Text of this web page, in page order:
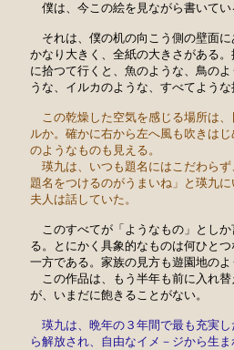
僕は、今この絵を見ながら書いてい
それは、僕の机の向こう側の壁面
かなり大きく、全紙の大きさがある
に拾つて行くと、魚のような、鳥の
うな、イルカのような、すべてよう
この乾燥した空気を感じる場所は
ルか。確かに右から左へ風も吹きは
のようなものも見える。
瑛九は、いつも題名にはこだわら
題名をつけるのがうまいね」と瑛九
夫人は話していた。
このすべてが「ようなもの」とし
る。とにかく具象的なものは何ひと
一方である。家族の見方も遊園地の
この作品は、もう半年も前に入れ
が、いまだに飽きることがない。
瑛九は、晩年の３年間で最も充実
ら解放され、自由なイメ－ジから生